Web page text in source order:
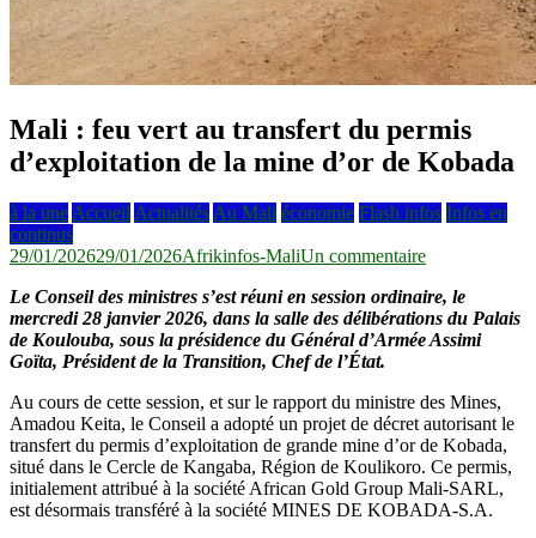
Mali : feu vert au transfert du permis
d’exploitation de la mine d’or de Kobada
à la une Accueil Actualités Au Mali économie Flash infos Infos en
continus
29/01/202629/01/2026Afrikinfos-MaliUn commentairesur
:
feu
vert
du
permis
d’exploitation
de
la
mine
Le Conseil des ministres s’est réuni en session ordinaire, le
mercredi 28 janvier 2026, dans la salle des délibérations du Palais
de Koulouba, sous la présidence du Général d’Armée Assimi
Goïta, Président de la Transition, Chef de l’État.
Au cours de cette session, et sur le rapport du ministre des Mines,
Amadou Keita, le Conseil a adopté un projet de décret autorisant le
transfert du permis d’exploitation de grande mine d’or de Kobada,
situé dans le Cercle de Kangaba, Région de Koulikoro. Ce permis,
initialement attribué à la société African Gold Group Mali-SARL,
est désormais transféré à la société MINES DE KOBADA-S.A.